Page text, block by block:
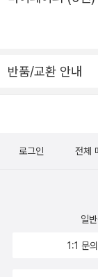
반품/교환 안내
로그인 전체
일
1:1 문의